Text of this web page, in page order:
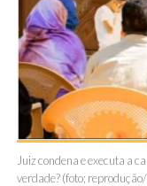
Juiz condena e executa a
verdade? (foto;